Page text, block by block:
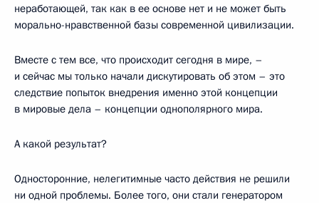
неработающей, так как в ее основе нет и не может быть
морально-нравственной базы современной цивилизации.
Вместе с тем все, что происходит сегодня в мире, –
и сейчас мы только начали дискутировать об этом – это
следствие попыток внедрения именно этой концепции
в мировые дела – концепции однополярного мира.
А какой результат?
Односторонние, нелегитимные часто действия не решили
ни одной проблемы. Более того, они стали генератором